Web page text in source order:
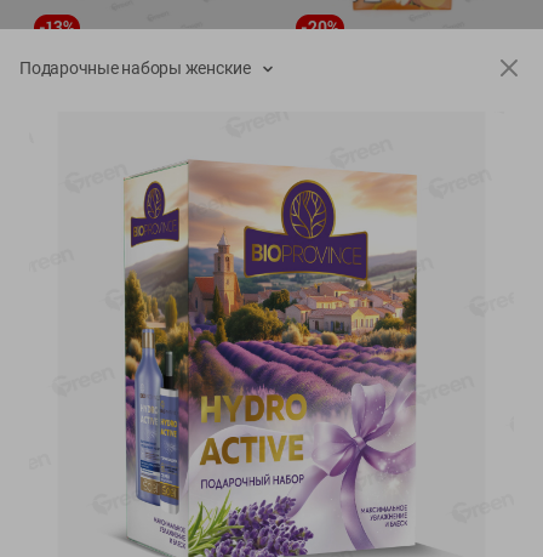
-13%
6.89
5.99 руб./шт
упак Солигорска п/ф
-20%
60г
Показано 1-14 из 77
Показать 15-28 из 77
Каталог товаров
Специально для вас
Подарочные наборы женские